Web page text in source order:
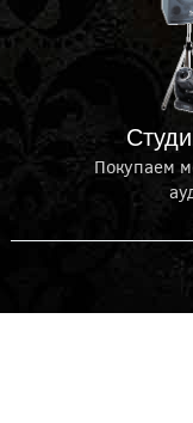
Покупаем